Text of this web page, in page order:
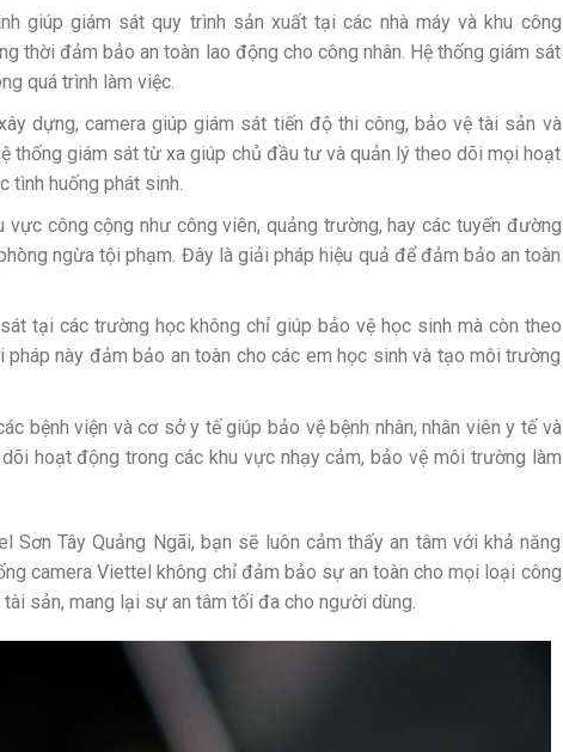
giúp giám sát quy trình sản xuất tại các nhà máy và khu công
thời đảm bảo an toàn lao động cho công nhân. Hệ thống giám sát
quá trình làm việc.
dựng, camera giúp giám sát tiến độ thi công, bảo vệ tài sản và
thống giám sát từ xa giúp chủ đầu tư và quản lý theo dõi mọi hoạt
tình huống phát sinh.
vực công cộng như công viên, quảng trường, hay các tuyến đường
ngừa tội phạm. Đây là giải pháp hiệu quả để đảm bảo an toàn
tại các trường học không chỉ giúp bảo vệ học sinh mà còn theo
này đảm bảo an toàn cho các em học sinh và tạo môi trường
bệnh viện và cơ sở y tế giúp bảo vệ bệnh nhân, nhân viên y tế và
hoạt động trong các khu vực nhạy cảm, bảo vệ môi trường làm
Tây Quảng Ngãi, bạn sẽ luôn cảm thấy an tâm với khả năng
camera Viettel không chỉ đảm bảo sự an toàn cho mọi loại công
sản, mang lại sự an tâm tối đa cho người dùng.